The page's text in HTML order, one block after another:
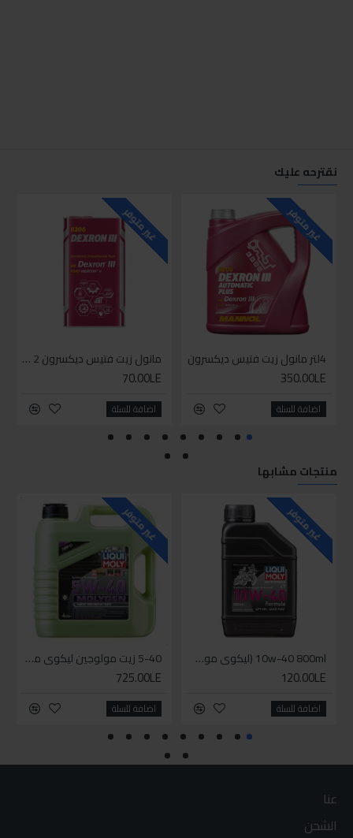
نقترحه عليك
غير متوفر
4لتر مانول زيت فتيس ديكسرون
350.00LE
اضافة للسلة
غير متوفر
مانول زيت فتيس ديكسرون 2 لتر واحد
70.00LE
اضافة للسلة
منتجات مشابها
غير متوفر
10w-40 800ml (ليكوي مولي زيت دراجة بخارية ( موتوسيكل - سكوتر
120.00LE
اضافة للسلة
غير متوفر
5-40 زيت مولوجين ليكوي مولي اخضر
725.00LE
اضافة للسلة
عنا
الشحن